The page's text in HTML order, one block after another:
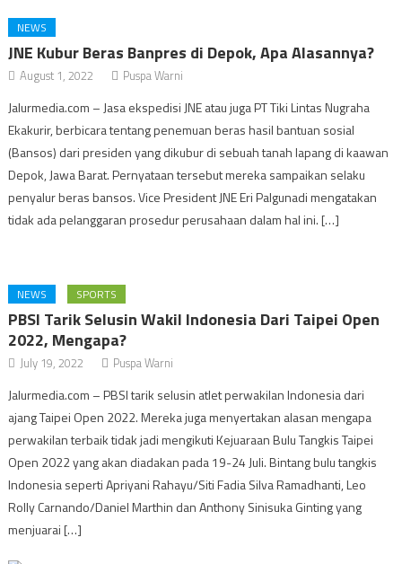
NEWS
JNE Kubur Beras Banpres di Depok, Apa Alasannya?
August 1, 2022 Puspa Warni
Jalurmedia.com – Jasa ekspedisi JNE atau juga PT Tiki Lintas Nugraha
Ekakurir, berbicara tentang penemuan beras hasil bantuan sosial
(Bansos) dari presiden yang dikubur di sebuah tanah lapang di kaawan
Depok, Jawa Barat. Pernyataan tersebut mereka sampaikan selaku
penyalur beras bansos. Vice President JNE Eri Palgunadi mengatakan
tidak ada pelanggaran prosedur perusahaan dalam hal ini. […]
NEWS SPORTS
PBSI Tarik Selusin Wakil Indonesia Dari Taipei Open
2022, Mengapa?
July 19, 2022 Puspa Warni
Jalurmedia.com – PBSI tarik selusin atlet perwakilan Indonesia dari
ajang Taipei Open 2022. Mereka juga menyertakan alasan mengapa
perwakilan terbaik tidak jadi mengikuti Kejuaraan Bulu Tangkis Taipei
Open 2022 yang akan diadakan pada 19-24 Juli. Bintang bulu tangkis
Indonesia seperti Apriyani Rahayu/Siti Fadia Silva Ramadhanti, Leo
Rolly Carnando/Daniel Marthin dan Anthony Sinisuka Ginting yang
menjuarai […]